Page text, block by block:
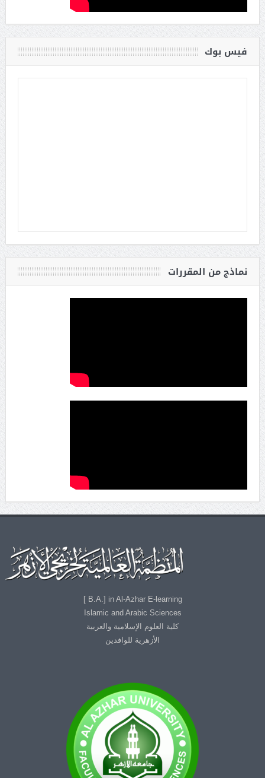
فيس بوك
نماذج من المقررات
B.A.] in Al-Azhar E-learning ]
Islamic and Arabic Sciences
كلية العلوم الإسلامية والعربية
الأزهرية للوافدين